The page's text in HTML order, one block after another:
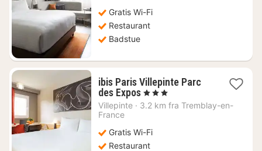
Gratis Wi-Fi
Restaurant
Badstue
ibis Paris Villepinte Parc
des Expos1
natt
kr.
, 3 Stjerner
Villepinte · 3.2 km fra Tremblay-en-
France
Gratis Wi-Fi
Restaurant